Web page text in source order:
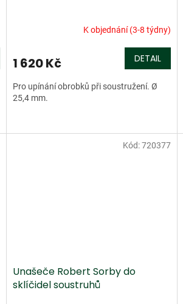
K objednání (3-8 týdny)
1 620 Kč DETAIL
Pro upínání obrobků při soustružení. Ø
25,4 mm.
Unašeče Robert Sorby do
sklíčidel soustruhů
Kód:720377